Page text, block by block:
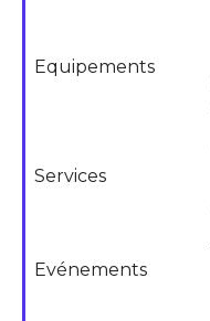
Equipements
Services
Evénements